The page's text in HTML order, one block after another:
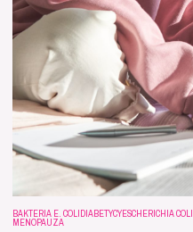
BAKTERIA E. COLIDIABETYCYESCHERICHIA COLI
MENOPAUZA